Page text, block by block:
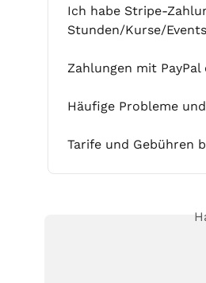
Ich habe Stripe-
Stunden/Kurse/
Zahlungen mit
Häufige Probleme
Tarife und Gebühren